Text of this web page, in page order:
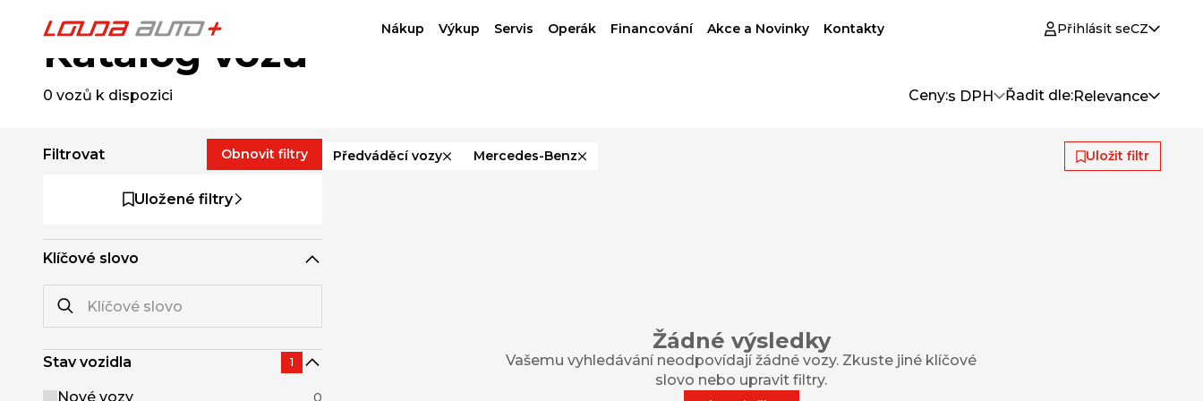
Nákup Výkup Servis Operák Financování Akce a Novinky Kontakty Přihlásit seCZ
Katalog vozů
0 vozů k dispozici Ceny:s DPH Řadit dle:Relevance
Filtrovat Obnovit filtry
Uložené filtry
Klíčové slovo
Stav vozidla 1
Nové vozy 0
Předváděcí vozy Mercedes-Benz Uložit filtr
Žádné výsledky
Vašemu vyhledávání neodpovídají žádné vozy. Zkuste jiné klíčové
slovo nebo upravit filtry.